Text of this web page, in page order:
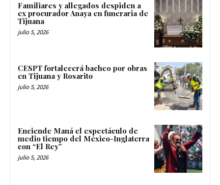
Familiares y allegados despiden a
ex procurador Anaya en funeraria de
Tijuana
julio 5, 2026
CESPT fortalecerá bacheo por obras
en Tijuana y Rosarito
julio 5, 2026
Enciende Maná el espectáculo de
medio tiempo del México-Inglaterra
con “El Rey”
julio 5, 2026